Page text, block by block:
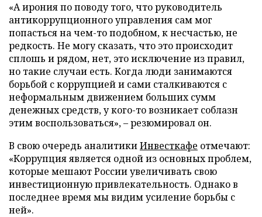
«А ирония по поводу того, что руководитель
антикоррупционного управления сам мог
попасться на чем-то подобном, к несчастью, не
редкость. Не могу сказать, что это происходит
сплошь и рядом, нет, это исключение из правил,
но такие случаи есть. Когда люди занимаются
борьбой с коррупцией и сами сталкиваются с
неформальным движением больших сумм
денежных средств, у кого-то возникает соблазн
этим воспользоваться», – резюмировал он.
В свою очередь аналитикиИнвесткафе отмечают:
«Коррупция является одной из основных проблем,
которые мешают России увеличивать свою
инвестиционную привлекательность. Однако в
последнее время мы видим усиление борьбы с
ней».